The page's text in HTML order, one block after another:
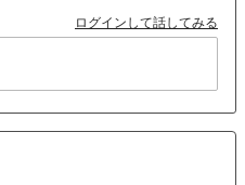
ログインして話してみる